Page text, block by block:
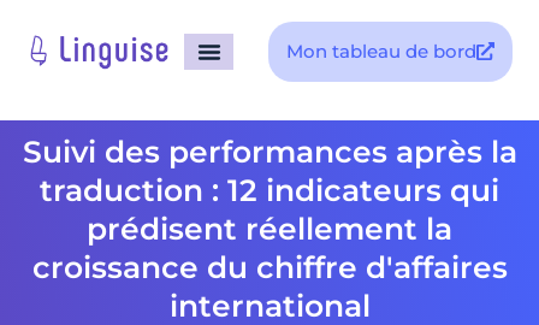
Mon tableau de bord
Suivi des performances après la
traduction : 12 indicateurs qui
prédisent réellement la
croissance du chiffre d'affaires
international